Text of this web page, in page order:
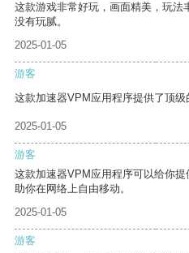
这款游戏非常好玩，画面精美，玩法
没有玩腻。
2025-01-05
游客
这款加速器VPM应用程序提供了顶级
2025-01-05
游客
这款加速器VPM应用程序可以给你
助你在网络上自由移动。
2025-01-05
游客